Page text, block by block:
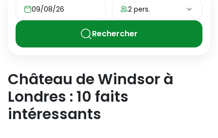
09/08/26 2 pers.
Rechercher
Château de Windsor à
Londres : 10 faits
intéressants